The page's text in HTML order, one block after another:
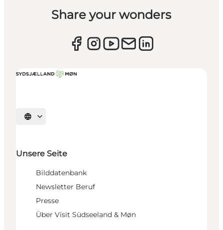
Share your wonders
Sprache auswählen
Unsere Seite
Bilddatenbank
Newsletter Beruf
Presse
Über Visit Südseeland & Møn